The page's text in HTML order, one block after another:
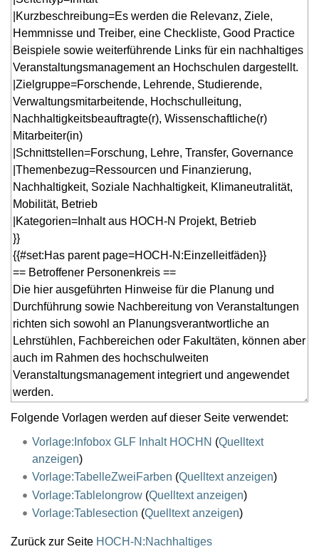
Folgende Vorlagen werden auf dieser Seite verwendet:
Vorlage:Infobox GLF Inhalt HOCHN (Quelltext
anzeigen)
Vorlage:TabelleZweiFarben (Quelltext anzeigen)
Vorlage:Tablelongrow(Quelltext anzeigen)
Vorlage:Tablesection (Quelltext anzeigen)
Zurück zur Seite HOCH-N:Nachhaltiges